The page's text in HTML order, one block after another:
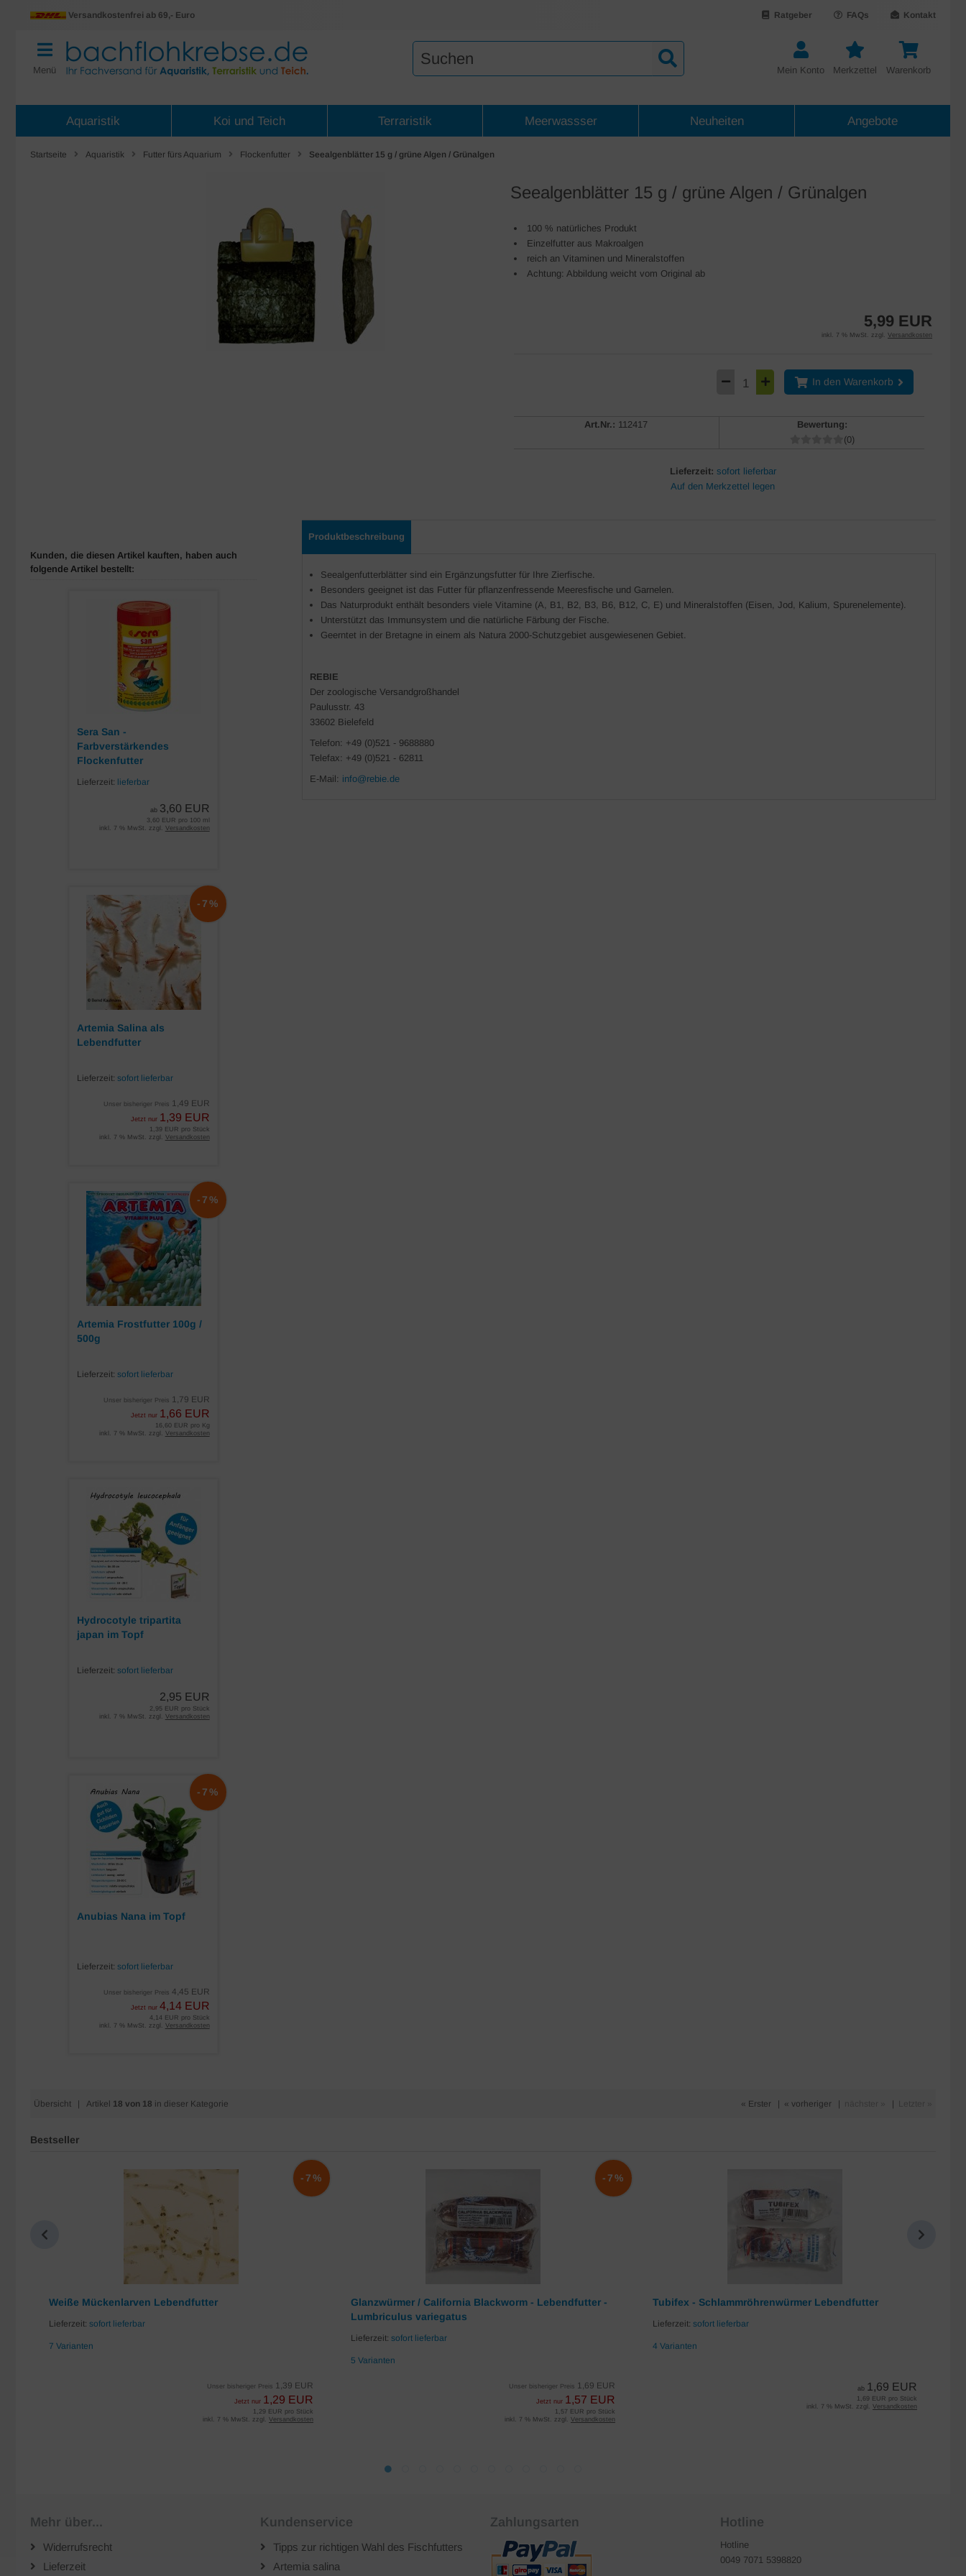
Kontakt
FAQs
Ratgeber
Versandkostenfrei ab 69,- Euro
Menü Warenkorb
Merkzettel
Mein Konto
Aquaristik Koi und Teich Terraristik Meerwassser Neuheiten Angebote
Startseite Aquaristik Futter fürs Aquarium Flockenfutter Seealgenblätter 15 g / grüne Algen / Grünalgen
Seealgenblätter 15 g / grüne Algen / Grünalgen
100 % natürliches Produkt
Einzelfutter aus Makroalgen
reich an Vitaminen und Mineralstoffen
Achtung: Abbildung weicht vom Original ab
5,99 EUR
inkl. 7 % MwSt. zzgl. Versandkosten
In den Warenkorb
Art.Nr.: 112417
Bewertung:
(0)
Lieferzeit: sofort lieferbar
Produktbeschreibung
Seealgenfutterblätter sind ein Ergänzungsfutter für Ihre Zierfische.
Besonders geeignet ist das Futter für pflanzenfressende Meeresfische und Garnelen.
Das Naturprodukt enthält besonders viele Vitamine (A, B1, B2, B3, B6, B12, C, E) und Mineralstoffen (Eisen, Jod, Kalium, Spurenelemente).
Unterstützt das Immunsystem und die natürliche Färbung der Fische.
Geerntet in der Bretagne in einem als Natura 2000-Schutzgebiet ausgewiesenen Gebiet.
REBIE
Der zoologische Versandgroßhandel
Paulusstr. 43
33602 Bielefeld
Telefon: +49 (0)521 - 9688880
Telefax: +49 (0)521 - 62811
E-Mail: info@rebie.de
Kunden, die diesen Artikel kauften, haben auch
folgende Artikel bestellt:
Sera San -
Farbverstärkendes
Flockenfutter
Lieferzeit: lieferbar
ab 3,60 EUR
3,60 EUR pro 100 ml
inkl. 7 % MwSt. zzgl. Versandkosten
Artemia Salina als
Lebendfutter
Lieferzeit:sofort lieferbar
Unser bisheriger Preis 1,49 EUR
Jetzt nur 1,39 EUR
-7%
1,39 EUR pro Stück
inkl. 7 % MwSt. zzgl. Versandkosten
Artemia Frostfutter 100g /
500g
Lieferzeit:sofort lieferbar
Unser bisheriger Preis 1,79 EUR
Jetzt nur 1,66 EUR
-7%
16,60 EUR pro Kg
inkl. 7 % MwSt. zzgl. Versandkosten
Hydrocotyle tripartita
japan im Topf
Lieferzeit:sofort lieferbar
2,95 EUR
2,95 EUR pro Stück
inkl. 7 % MwSt. zzgl. Versandkosten
Anubias Nana im Topf
Lieferzeit:sofort lieferbar
Unser bisheriger Preis 4,45 EUR
Jetzt nur 4,14 EUR
-7%
4,14 EUR pro Stück
inkl. 7 % MwSt. zzgl. Versandkosten
Übersicht | Artikel 18 von 18 in dieser Kategorie « Erster « vorheriger
Bestseller
Weiße Mückenlarven Lebendfutter
Lieferzeit: sofort lieferbar
7 Varianten
Unser bisheriger Preis 1,39 EUR
Jetzt nur 1,29 EUR
-7%
1,29 EUR pro Stück
inkl. 7 % MwSt. zzgl. Versandkosten
Glanzwürmer / California Blackworm - Lebendfutter -
Lumbriculus variegatus
Lieferzeit: sofort lieferbar
5 Varianten
Unser bisheriger Preis 1,69 EUR
Jetzt nur 1,57 EUR
-7%
1,57 EUR pro Stück
inkl. 7 % MwSt. zzgl. Versandkosten
Tubifex - Schlammröhrenwürmer Lebendfutter
Lieferzeit: sofort lieferbar
4 Varianten
ab 1,69 EUR
1,69 EUR pro Stück
inkl. 7 % MwSt. zzgl. Versandkosten
Mehr über...
Widerrufsrecht
Lieferzeit
Kundenservice
Tipps zur richtigen Wahl des Fischfutters
Artemia salina
Zahlungsarten Hotline
Hotline
0049 7071 5398820